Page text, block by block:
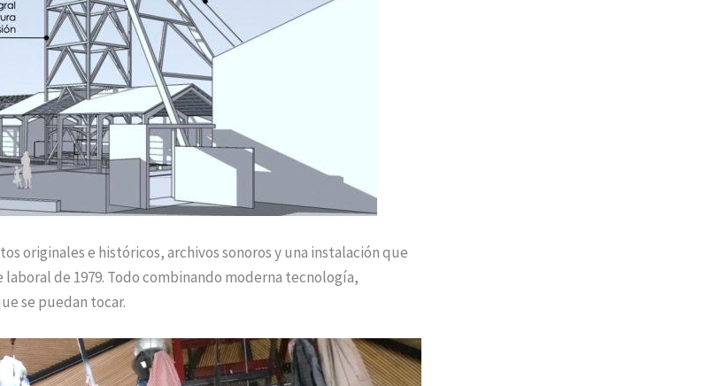
originales e históricos, archivos sonoros y una instalación que
de 1979. Todo combinando moderna tecnología,
se puedan tocar.